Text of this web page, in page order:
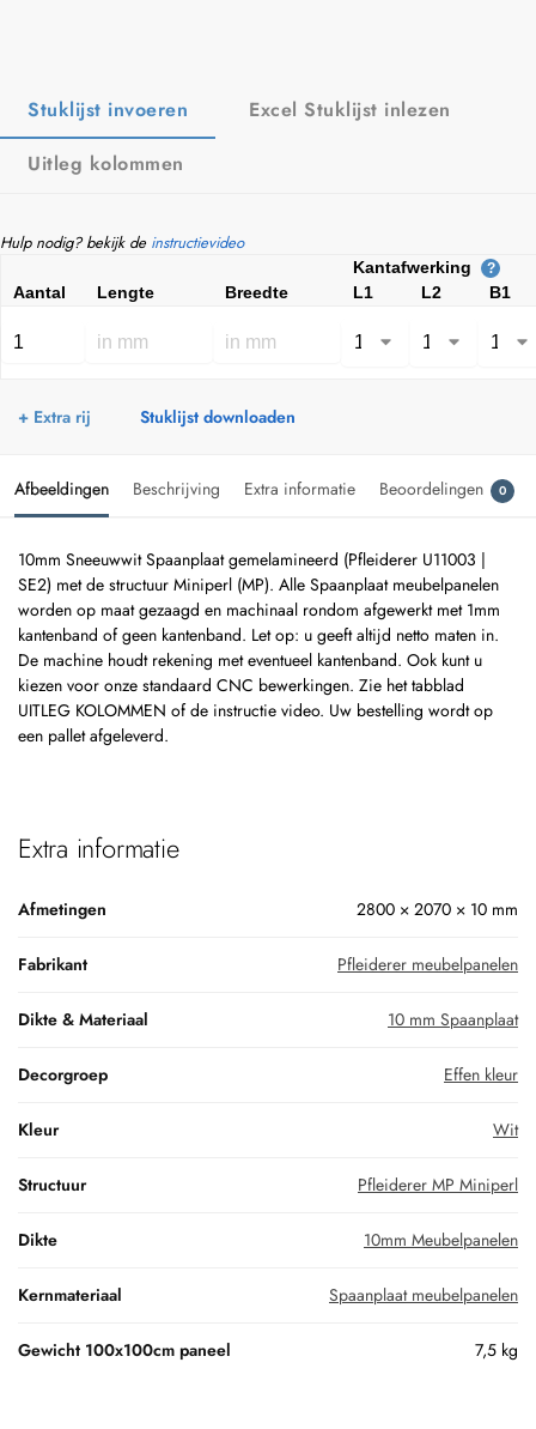
Stuklijst invoeren
Excel Stuklijst inlezen
Uitleg kolommen
Hulp nodig? bekijk de instructievideo
Kantafwerking ?
Aantal Lengte Breedte L1 L2 B1
+ Extra rij Stuklijst downloaden
Afbeeldingen Beschrijving Extra informatie Beoordelingen 0
10mm Sneeuwwit Spaanplaat gemelamineerd (Pfleiderer U11003 |
SE2) met de structuur Miniperl (MP). Alle Spaanplaat meubelpanelen
worden op maat gezaagd en machinaal rondom afgewerkt met 1mm
kantenband of geen kantenband. Let op: u geeft altijd netto maten in.
De machine houdt rekening met eventueel kantenband. Ook kunt u
kiezen voor onze standaard CNC bewerkingen. Zie het tabblad
UITLEG KOLOMMEN of de instructie video. Uw bestelling wordt op
een pallet afgeleverd.
Extra informatie
Afmetingen 2800 × 2070 × 10 mm
Fabrikant Pfleiderer meubelpanelen
Dikte & Materiaal 10 mm Spaanplaat
Decorgroep Effen kleur
Kleur Wit
Structuur Pfleiderer MP Miniperl
Dikte 10mm Meubelpanelen
Kernmateriaal Spaanplaat meubelpanelen
Gewicht 100x100cm paneel 7,5 kg